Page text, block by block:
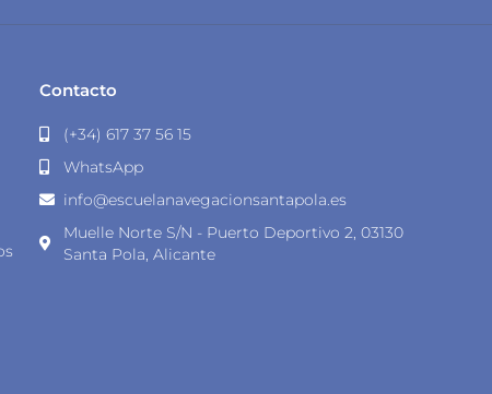
Contacto
(+34) 617 37 56 15
WhatsApp
info@escuelanavegacionsantapola.es
Muelle Norte S/N - Puerto Deportivo 2, 03130
Santa Pola, Alicante